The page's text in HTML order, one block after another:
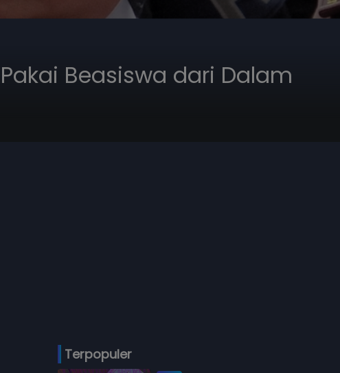
Beasiswa dari Dalam
Terpopuler